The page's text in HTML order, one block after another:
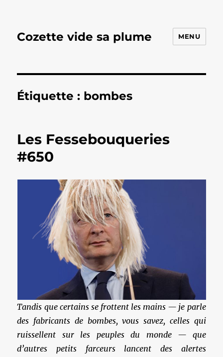
Cozette vide sa plume MENU
Étiquette : bombes
Les Fessebouqueries
#650
Tandis que certains se frottent les mains — je parle
des fabricants de bombes, vous savez, celles qui
ruissellent sur les peuples du monde — que
d’autres petits farceurs lancent des alertes